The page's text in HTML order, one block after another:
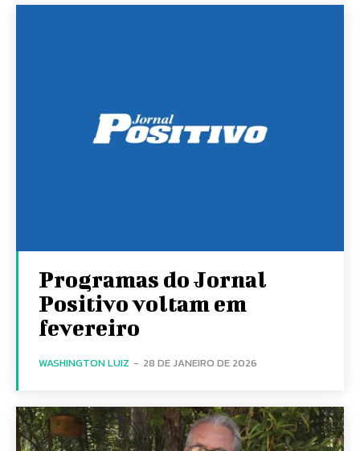
Programas do Jornal
Positivo voltam em
fevereiro
WASHINGTON LUIZ - 28 DE JANEIRO DE 2026